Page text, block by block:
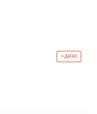
+ ДАГАХ